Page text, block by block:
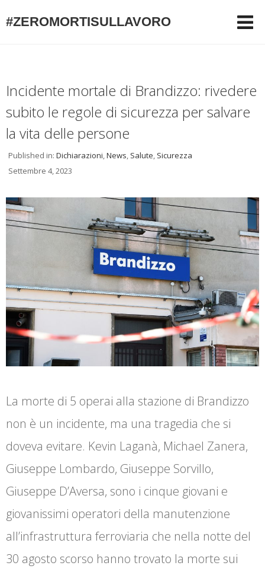
#ZEROMORTISULLAVORO
Incidente mortale di Brandizzo: rivedere
subito le regole di sicurezza per salvare
la vita delle persone
Published in: Dichiarazioni,News, Salute, Sicurezza
Settembre 4, 2023
La morte di 5 operai alla stazione di Brandizzo
non è un incidente, ma una tragedia che si
doveva evitare. Kevin Laganà, Michael Zanera,
Giuseppe Lombardo, Giuseppe Sorvillo,
Giuseppe D’Aversa, sono i cinque giovani e
giovanissimi operatori della manutenzione
all’infrastruttura ferroviaria che nella notte del
30 agosto scorso hanno trovato la morte sui